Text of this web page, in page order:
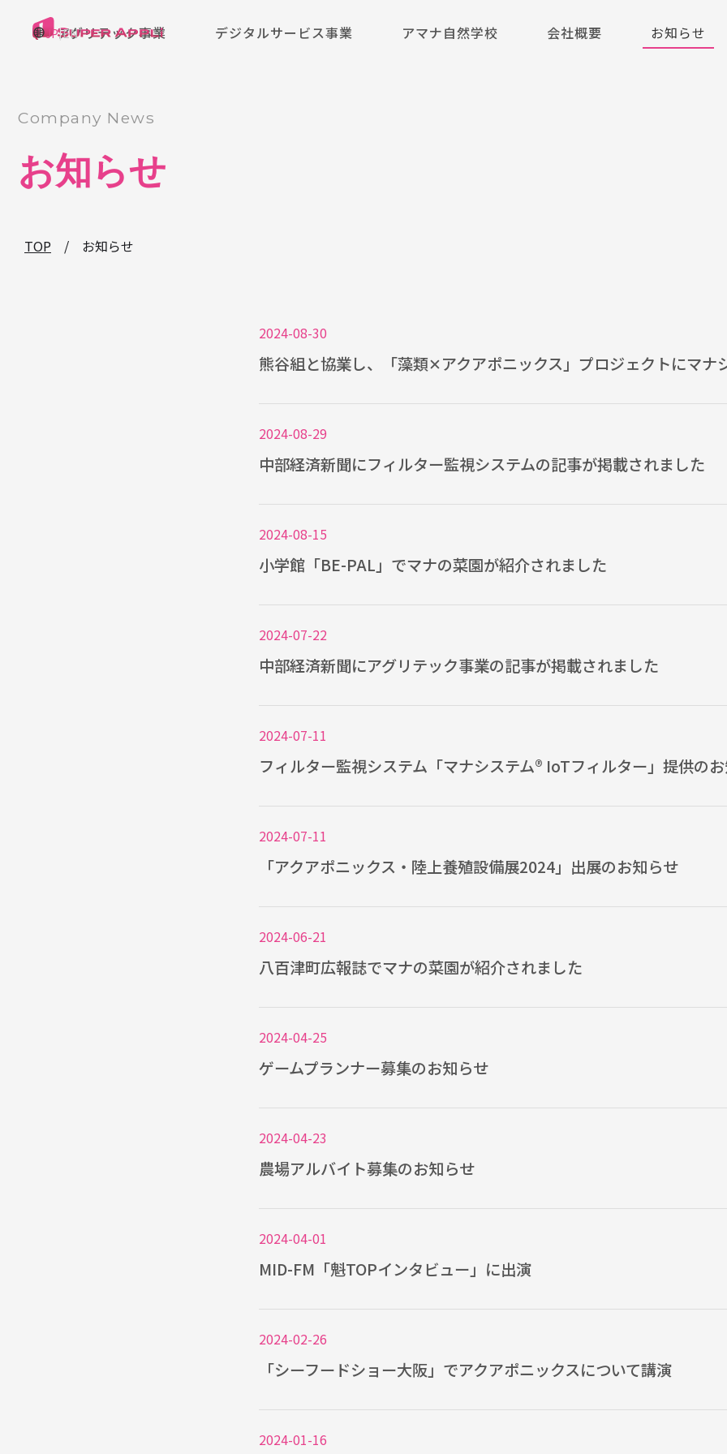
JP|EN
アグリテック事業 デジタルサービス事業 アマナ自然学校 会社概要 お知らせ
Company News
お知らせ
TOP / お知らせ
2024-08-30
熊谷組と協業し、「藻類✕アクアポニックス」プロジェクトにマナ
2024-08-29
中部経済新聞にフィルター監視システムの記事が掲載されました
2024-08-15
小学館「BE-PAL」でマナの菜園が紹介されました
2024-07-22
中部経済新聞にアグリテック事業の記事が掲載されました
2024-07-11
フィルター監視システム「マナシステム® IoTフィルター」提供の
2024-07-11
「アクアポニックス・陸上養殖設備展2024」出展のお知らせ
2024-06-21
八百津町広報誌でマナの菜園が紹介されました
2024-04-25
ゲームプランナー募集のお知らせ
2024-04-23
農場アルバイト募集のお知らせ
2024-04-01
MID-FM「魁TOPインタビュー」に出演
2024-02-26
「シーフードショー大阪」でアクアポニックスについて講演
2024-01-16